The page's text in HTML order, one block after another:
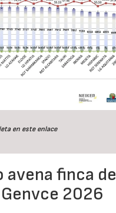
en este enlace
avena finca de
2026